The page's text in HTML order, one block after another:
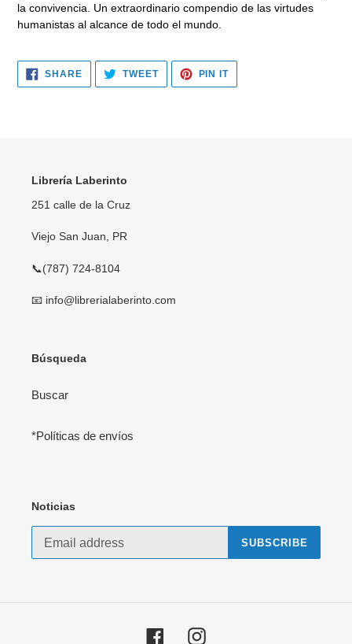
la convivencia. Un extraordinario compendio de las virtudes
humanistas al alcance de todo el mundo.
SHARESHARE
FACEBOOK
TWEETTWEET
TWITTER
PIN ITPIN
PINTEREST
Librería Laberinto
251 calle de la Cruz
Viejo San Juan, PR
📞(787) 724-8104
📧 info@librerialaberinto.com
Búsqueda
Buscar
*Políticas de envíos
Noticias
SUBSCRIBE
FacebookInstagram